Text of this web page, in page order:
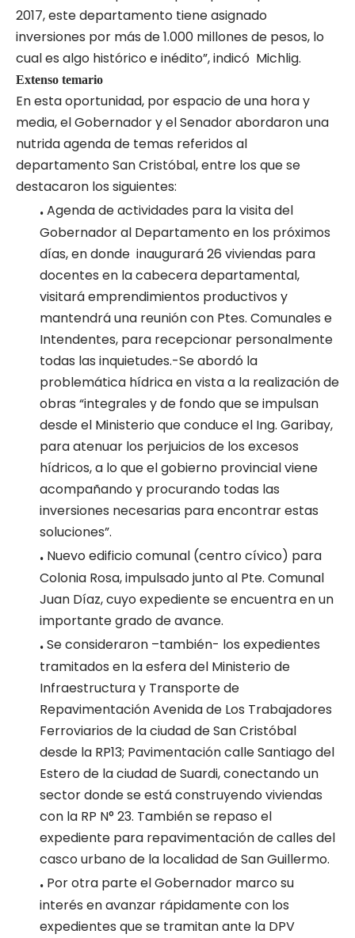
2017, este departamento tiene asignado
inversiones por más de 1.000 millones de pesos, lo
cual es algo histórico e inédito”, indicó Michlig.
Extenso temario
En esta oportunidad, por espacio de una hora y
media, el Gobernador y el Senador abordaron una
nutrida agenda de temas referidos al
departamento San Cristóbal, entre los que se
destacaron los siguientes:
.Agenda de actividades para la visita del
Gobernador al Departamento en los próximos
días, en donde inaugurará 26 viviendas para
docentes en la cabecera departamental,
visitará emprendimientos productivos y
mantendrá una reunión con Ptes. Comunales e
Intendentes, para recepcionar personalmente
todas las inquietudes.-Se abordó la
problemática hídrica en vista a la realización de
obras “integrales y de fondo que se impulsan
desde el Ministerio que conduce el Ing. Garibay,
para atenuar los perjuicios de los excesos
hídricos, a lo que el gobierno provincial viene
acompañando y procurando todas las
inversiones necesarias para encontrar estas
soluciones”.
. Nuevo edificio comunal (centro cívico) para
Colonia Rosa, impulsado junto al Pte. Comunal
Juan Díaz, cuyo expediente se encuentra en un
importante grado de avance.
.Se consideraron –también- los expedientes
tramitados en la esfera del Ministerio de
Infraestructura y Transporte de
Repavimentación Avenida de Los Trabajadores
Ferroviarios de la ciudad de San Cristóbal
desde la RP13; Pavimentación calle Santiago del
Estero de la ciudad de Suardi, conectando un
sector donde se está construyendo viviendas
con la RP N° 23. También se repaso el
expediente para repavimentación de calles del
casco urbano de la localidad de San Guillermo.
. Por otra parte el Gobernador marco su
interés en avanzar rápidamente con los
expedientes que se tramitan ante la DPV